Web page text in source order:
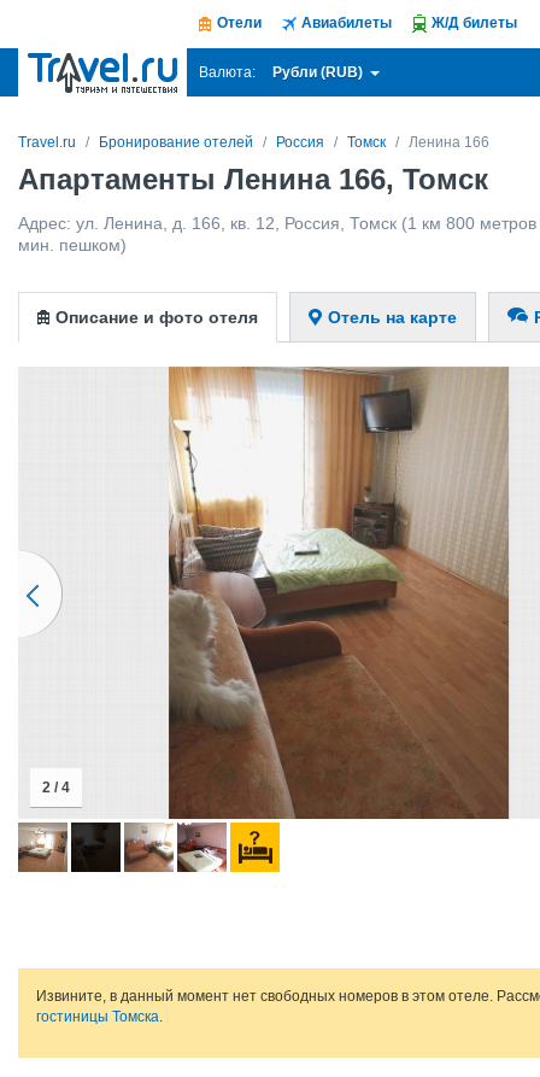
Отели Авиабилеты Ж/Д билеты
Валюта: Рубли (RUB)
Travel.ru Бронирование отелей Россия Томск Ленина 166
Апартаменты Ленина 166, Томск
Адрес: ул. Ленина, д. 166, кв. 12 Россия Томск (1 км 800
мин. пешком)
Описание и фото отеля Отель на карте
2 / 4
Извините, в данный момент нет свободных номеров в этом отеле.
гостиницы Томска.